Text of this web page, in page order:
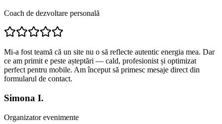
Coach de dezvoltare personală
Mi-a fost teamă că un site nu o să reflecte autentic energia mea. Dar
ce am primit e peste așteptări — cald, profesionist și optimizat
perfect pentru mobile. Am început să primesc mesaje direct din
formularul de contact.
Simona I.
Organizator evenimente